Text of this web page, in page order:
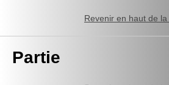
Revenir en haut de la
Partie